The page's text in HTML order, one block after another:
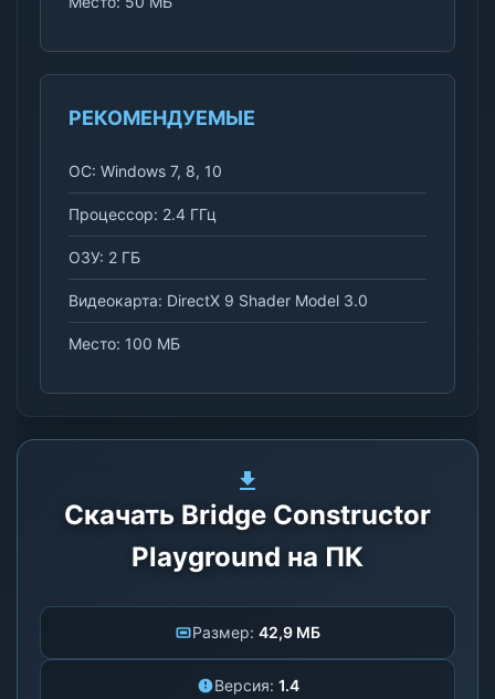
РЕКОМЕНДУЕМЫЕ
ОС: Windows 7, 8, 10
Процессор: 2.4 ГГц
ОЗУ: 2 ГБ
Видеокарта: DirectX 9 Shader Model 3.0
Место: 100 МБ
Скачать Bridge Constructor
Playground на ПК
Размер: 42,9 МБ
Версия: 1.4